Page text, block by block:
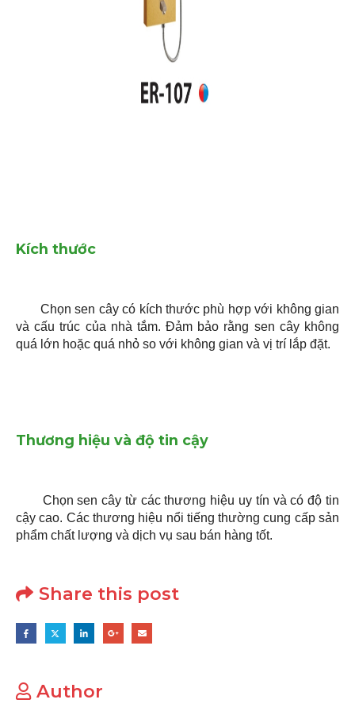
Kích thước
Chọn sen cây có kích thước phù hợp với không gian
và cấu trúc của nhà tắm. Đảm bảo rằng sen cây không
quá lớn hoặc quá nhỏ so với không gian và vị trí lắp đặt.
Thương hiệu và độ tin cậy
Chọn sen cây từ các thương hiệu uy tín và có độ tin
cậy cao. Các thương hiệu nổi tiếng thường cung cấp sản
phẩm chất lượng và dịch vụ sau bán hàng tốt.
Share this post
Author